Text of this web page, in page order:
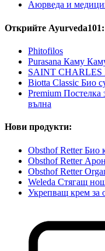
Аюрведа и
Открийте Ayurveda101:
Phitofilos
Purasana Каму
SAINT CHARLES
Biotta Classic Био
Premium Постелка
вълна
Нови продукти:
Obsthof Retter Био
Obsthof Retter
Obsthof Retter
Weleda Стягащ
Укрепващ крем за